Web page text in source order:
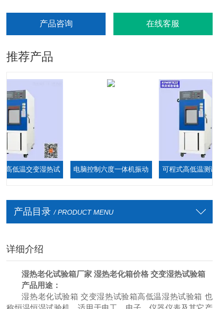
产品咨询 在线客服
推荐产品
温交变湿热试 电脑控制六度一体机振动 可程式高低温测试箱
产品目录 / PRODUCT MENU
详细介绍
湿热老化试验箱厂家 湿热老化箱价格 交变湿热试验箱
产品用途：
湿热老化试验箱 交变湿热试验箱高低温湿热试验箱 也